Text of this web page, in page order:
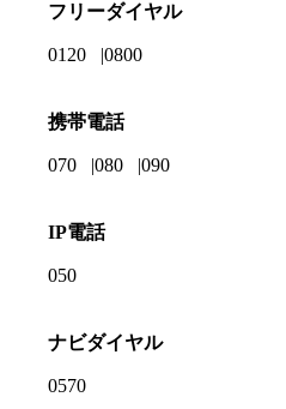
フリーダイヤル
0120 0800
携帯電話
070 080 090
IP電話
050
ナビダイヤル
0570